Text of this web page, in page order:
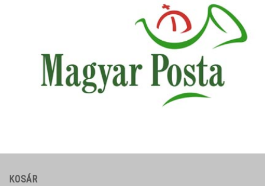
KOSÁR